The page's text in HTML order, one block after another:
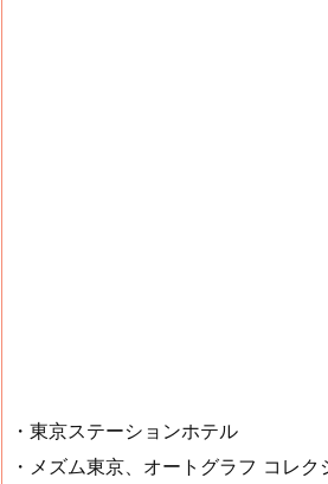
・東京ステーションホテル
・メズム東京、オートグラフ コレク